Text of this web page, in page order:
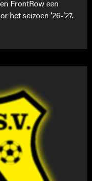
FrontRow een
het seizoen ’26-’27.